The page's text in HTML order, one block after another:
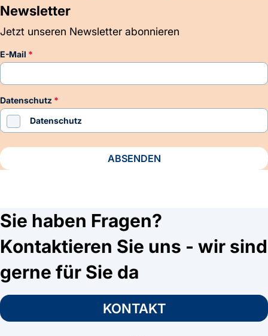
Newsletter
Jetzt unseren Newsletter abonnieren
E-Mail
Datenschutz
Datenschutz
ABSENDEN
Sie haben Fragen?
Kontaktieren Sie uns - wir sind
gerne für Sie da
KONTAKT